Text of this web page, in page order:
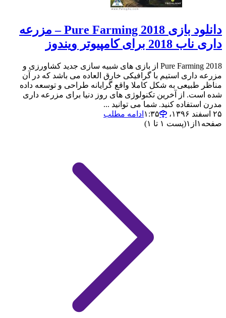
دانلود بازی Pure Farming 2018 – مزرعه
داری ناب 2018 برای کامپیوتر ویندوز
Pure Farming 2018 از بازی های شبیه سازی جدید کشاورزی و
مزرعه داری استیم با گرافیکی خارق العاده می باشد که در آن
مناظر طبیعی به شکل کاملا واقع گرایانه طراحی و توسعه داده
شده است. از آخرین تکنولوژی های روز دنیا برای مزرعه داری
مدرن استفاده کنید. شما می توانید ...
۲۵ اسفند ۱۳۹۶،‏ ۱:۳۵
ادامه مطلب
صفحه ۱ از ۱(پست ۱ تا ۱)